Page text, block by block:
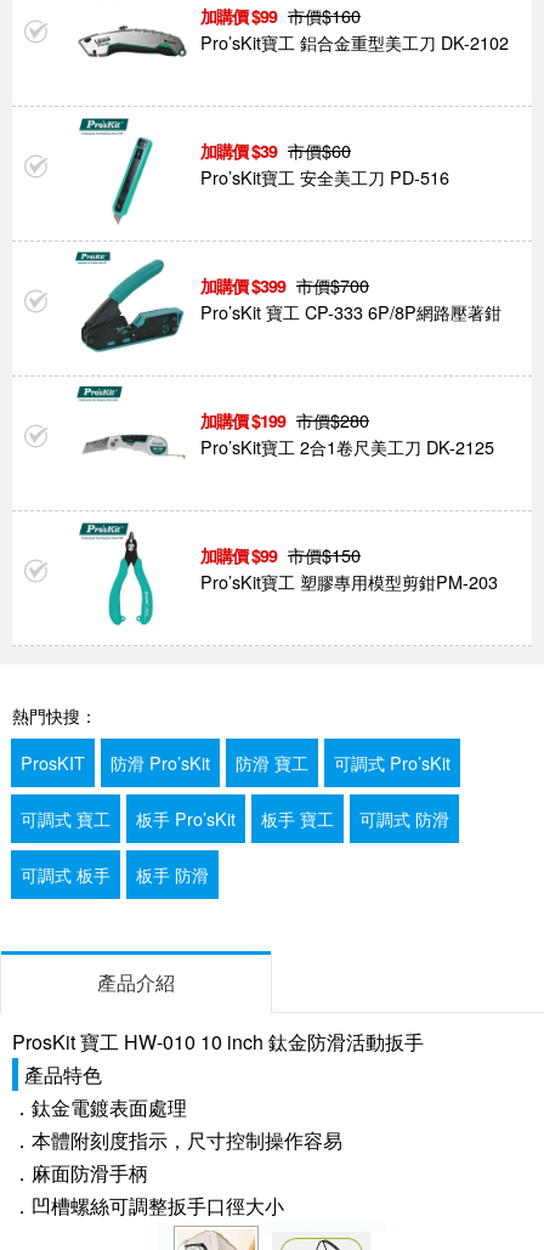
99 市價$160
Pro’sKit寶工 鋁合金重型美工刀 DK-2102
39 市價$60
Pro’sKit寶工 安全美工刀 PD-516
399 市價$700
Pro’sKit 寶工 CP-333 6P/8P網路壓著鉗
199 市價$280
Pro’sKit寶工 2合1卷尺美工刀 DK-2125
99 市價$150
Pro’sKit寶工 塑膠專用模型剪鉗PM-203
熱門快搜：
ProsKIT
防滑 Pro’sKit 防滑 寶工 可調式 Pro’sKit
可調式 寶工 板手 Pro’sKit 板手 寶工 可調式 防滑
可調式 板手 板手 防滑
產品介紹
ProsKit 寶工 HW-010 10 inch 鈦金防滑活動扳手
產品特色
．鈦金電鍍表面處理
．本體附刻度指示，尺寸控制操作容易
．麻面防滑手柄
．凹槽螺絲可調整扳手口徑大小